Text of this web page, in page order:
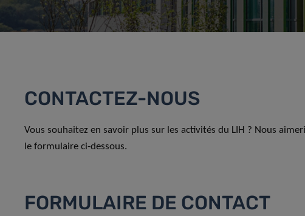
CONTACTEZ-NOUS
Vous souhaitez en savoir plus sur les activités du LIH ? Nous
le formulaire ci-dessous.
FORMULAIRE DE CONTACT